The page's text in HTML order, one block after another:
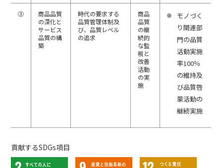
③
商品品質
の深化と
サービス
品質の構
築
時代の要求する
品質管理体制及
び、品質レベル
の追求
商品
品質
の継
続的
な監
視と
改善
活動
の実
施
モノづく
り関連部
門の品質
活動実施
率100％
の維持及
び品質啓
蒙活動の
継続実施
貢献するSDGs項目